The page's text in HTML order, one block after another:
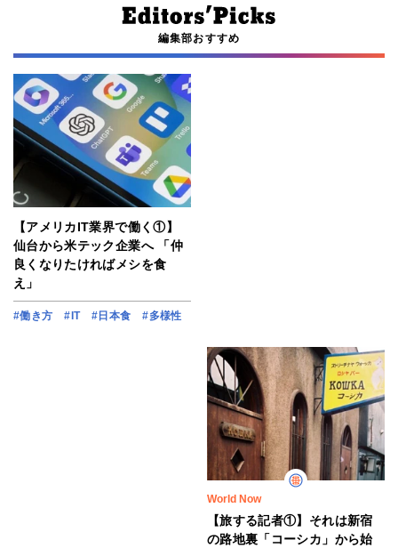
編集部おすすめ
【アメリカIT業界で働く①】
仙台から米テック企業へ 「仲
良くなりたければメシを食
え」
#働き方 #IT #日本食 #多様性
World Now
【旅する記者①】それは新宿
の路地裏「コーシカ」から始